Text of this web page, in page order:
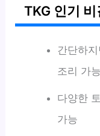
TKG 인기 비
간단하
조리 가능
다양한
가능